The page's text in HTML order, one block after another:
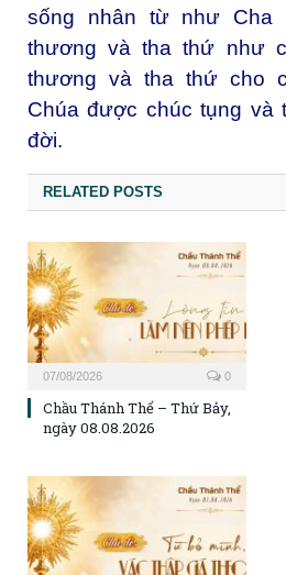
sống nhân từ như Cha
thương và tha thứ như
thương và tha thứ cho
Chúa được chúc tụng và
đời.
RELATED POSTS
07/08/2026 0
Chầu Thánh Thể – Thứ Bảy,
ngày 08.08.2026